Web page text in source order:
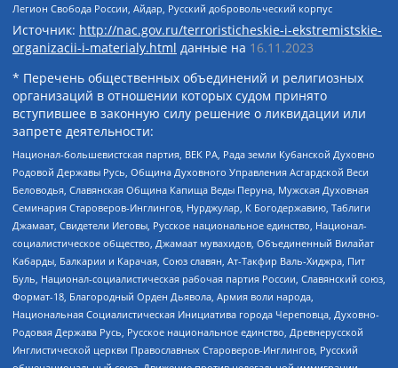
Легион Свобода России, Айдар, Русский добровольческий корпус
Источник: http://nac.gov.ru/terroristicheskie-i-ekstremistskie-
organizacii-i-materialy.html данные на 16.11.2023
* Перечень общественных объединений и религиозных
организаций в отношении которых судом принято
вступившее в законную силу решение о ликвидации или
запрете деятельности:
Национал-большевистская партия, ВЕК РА, Рада земли Кубанской Духовно
Родовой Державы Русь, Община Духовного Управления Асгардской Веси
Беловодья, Славянская Община Капища Веды Перуна, Мужская Духовная
Семинария Староверов-Инглингов, Нурджулар, К Богодержавию, Таблиги
Джамаат, Свидетели Иеговы, Русское национальное единство, Национал-
социалистическое общество, Джамаат мувахидов, Объединенный Вилайат
Кабарды, Балкарии и Карачая, Союз славян, Ат-Такфир Валь-Хиджра, Пит
Буль, Национал-социалистическая рабочая партия России, Славянский союз,
Формат-18, Благородный Орден Дьявола, Армия воли народа,
Национальная Социалистическая Инициатива города Череповца, Духовно-
Родовая Держава Русь, Русское национальное единство, Древнерусской
Инглистической церкви Православных Староверов-Инглингов, Русский